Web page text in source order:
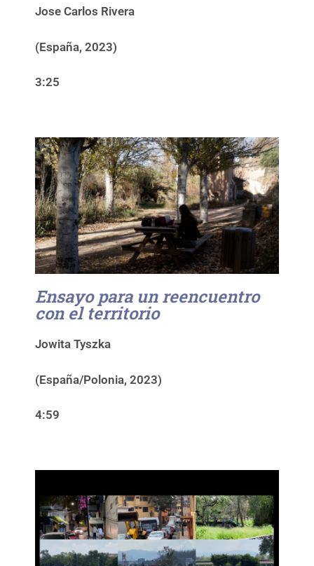
Jose Carlos Rivera
(España, 2023)
3:25
Ensayo para un reencuentro
con el territorio
Jowita Tyszka
(España/Polonia, 2023)
4:59